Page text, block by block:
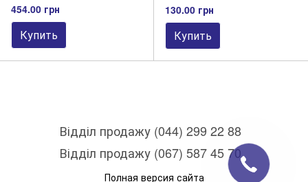
454.00 грн
Купить
130.00 грн
Купить
Відділ продажу (044) 299 22 88
Відділ продажу (067) 587 45 70
Полная версия сайта